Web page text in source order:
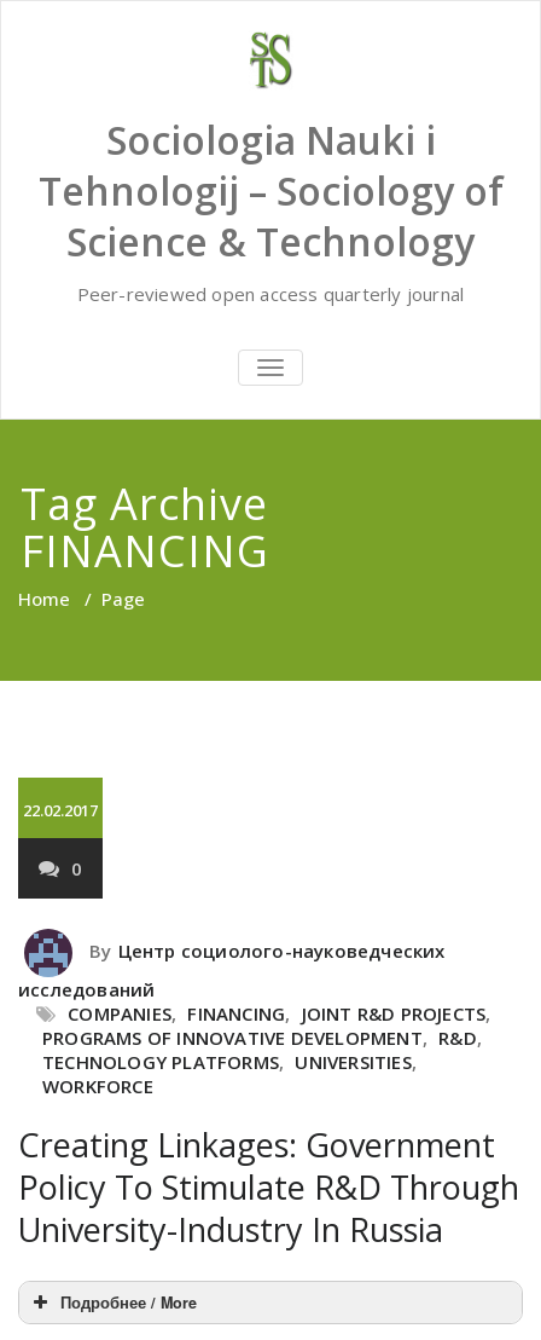
Sociologia Nauki i
Tehnologij – Sociology of
Science & Technology
Peer-reviewed open access quarterly journal
TOGGLE
NAVIGATION
Tag Archive
FINANCING
Home / Page
22.02.2017
0
By Центр социолого-науковедческих
исследований
COMPANIES, FINANCING, JOINT R&D PROJECTS,
PROGRAMS OF INNOVATIVE DEVELOPMENT, R&D,
TECHNOLOGY PLATFORMS, UNIVERSITIES,
WORKFORCE
Creating Linkages: Government
Policy To Stimulate R&D Through
University-Industry In Russia
Подробнее / More